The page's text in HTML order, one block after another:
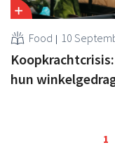
Food 10
hun
1